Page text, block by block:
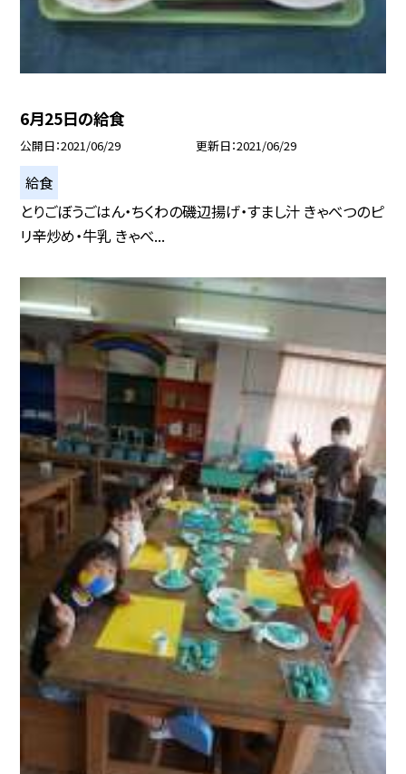
6月25日の給食
公開日 2021/06/29 更新日 2021/06/29
給食
とりごぼうごはん・ちくわの磯辺揚げ・すまし汁 きゃべつのピ
リ辛炒め・牛乳 きゃべ...